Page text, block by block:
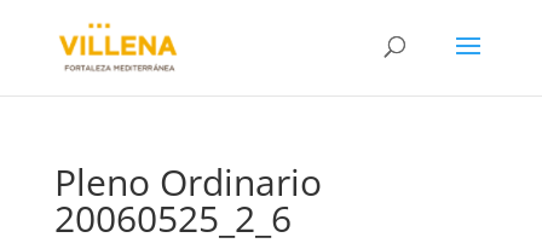
Pleno Ordinario
20060525_2_6